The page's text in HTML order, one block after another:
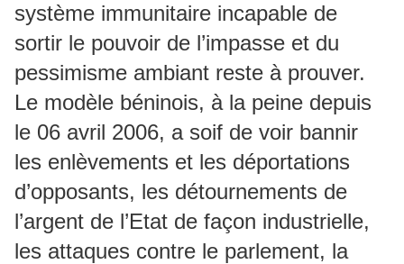
système immunitaire incapable de
sortir le pouvoir de l’impasse et du
pessimisme ambiant reste à prouver.
Le modèle béninois, à la peine depuis
le 06 avril 2006, a soif de voir bannir
les enlèvements et les déportations
d’opposants, les détournements de
l’argent de l’Etat de façon industrielle,
les attaques contre le parlement, la